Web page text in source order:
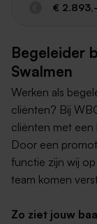
€
Begeleider
Swalmen
Werken als
cliënten? Bij
cliënten met een
Door een
functie zijn wij
team komen
Zo ziet jouw